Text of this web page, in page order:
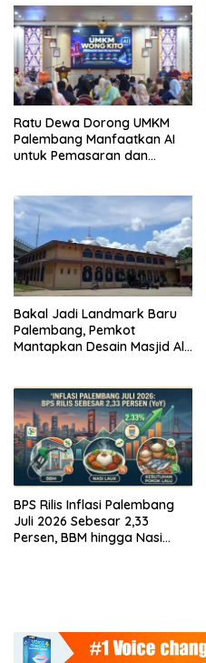
Ratu Dewa Dorong UMKM
Palembang Manfaatkan AI
untuk Pemasaran dan
Bakal Jadi Landmark Baru
Palembang, Pemkot
Mantapkan Desain Masjid Al
BPS Rilis Inflasi Palembang
Juli 2026 Sebesar 2,33
Persen, BBM hingga Nasi